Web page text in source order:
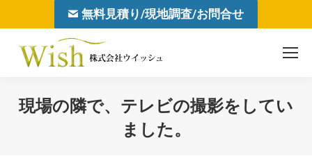
無料見積り/現地調査/お問合せ
現場の隣で、テレビの撮影をしてい
ました。